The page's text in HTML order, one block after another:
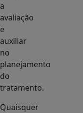
a
avaliação
e
auxiliar
no
planejamento
do
tratamento.
Quaisquer